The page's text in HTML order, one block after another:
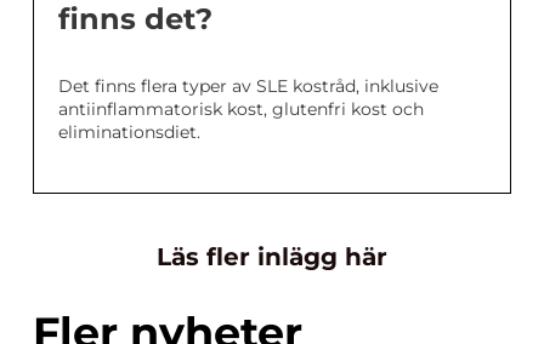
finns det?
Det finns flera typer av SLE kostråd, inklusive
antiinflammatorisk kost, glutenfri kost och
eliminationsdiet.
Läs fler inlägg här
Fler nyheter